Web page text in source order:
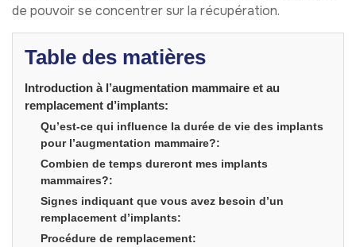
de pouvoir se concentrer sur la récupération.
Table des matières
Introduction à l’augmentation mammaire et au
remplacement d’implants:
Qu’est-ce qui influence la durée de vie des implants
pour l’augmentation mammaire?:
Combien de temps dureront mes implants
mammaires?:
Signes indiquant que vous avez besoin d’un
remplacement d’implants:
Procédure de remplacement: